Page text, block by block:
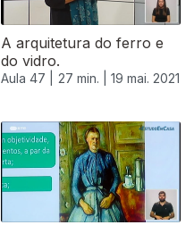
A arquitetura do ferro e
do vidro.
Aula 47 | 27 min. | 19 mai. 2021